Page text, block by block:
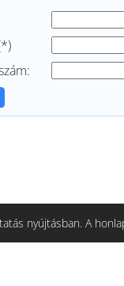
nyújtásban. A